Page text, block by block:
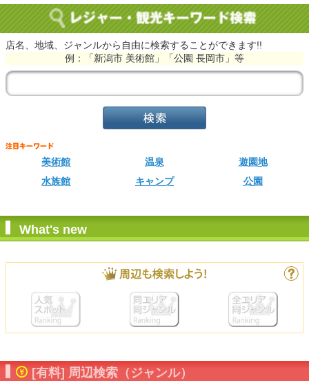
店名、地域、ジャンルから自由に検索することができます!!
例：「新潟市 美術館」「公園 長岡市」等
美術館 温泉
遊園地
水族館
キャンプ 公園
What's new
[有料] 周辺検索（ジャンル）